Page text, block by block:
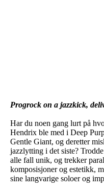
Progrock on a jazzkick,
Har du noen gang lurt på
Hendrix ble med i Deep
Gentle Giant, og deretter
jazzlytting i det siste?
alle fall unik, og trekker
komposisjoner og estetikk,
sine langvarige soloer og